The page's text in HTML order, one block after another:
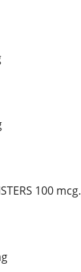
100 mcg.